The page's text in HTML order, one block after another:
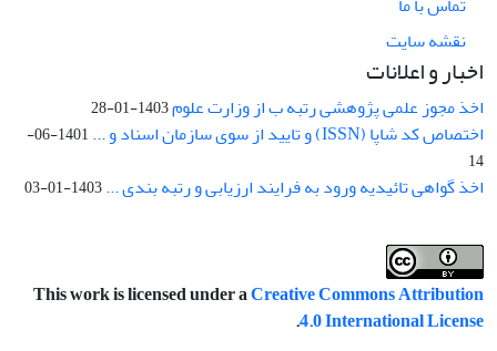
نقشه سایت
اخبار و اعلانات
اخذ مجوز علمی پژوهشی رتبه ب از وزارت علوم1403-01-28
اختصاص کد شاپا (ISSN) و تایید از سوی سازمان اسناد و ...
1401-06-
14
اخذ گواهی تائیدیه ورود به فرایند ارزیابی و رتبه بندی ...1403-01-03
This work is licensed under aCreative Commons Attribution
4.0 International License
.